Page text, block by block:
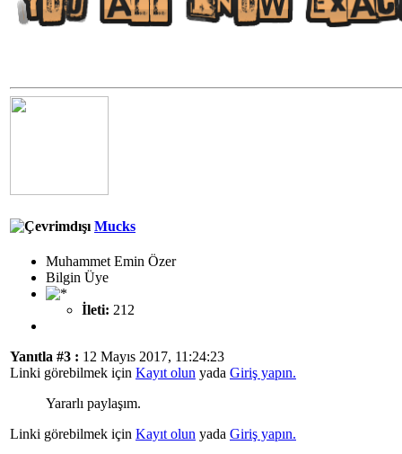
Mucks
Muhammet Emin Özer
Bilgin Üye
İleti: 212
Yanıtla #3 : 12 Mayıs 2017, 11:24:23
Linki görebilmek için Kayıt olun yada Giriş yapın.
Yararlı paylaşım.
Linki görebilmek için Kayıt olun yada Giriş yapın.